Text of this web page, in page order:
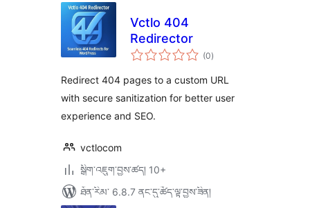
Vctlo 404
Redirector
(0གདེང་
འཇོག་
ཚང་།
)
Redirect 404 pages to a custom URL
with secure sanitization for better user
experience and SEO.
vctlocom
སྒྲིག་འཇུག་བྱས་ཚད། 10+
ཐོན་རིམ་ 6.8.7 ནང་དུ་ཚོད་ལྟ་བྱས་ཟིན།